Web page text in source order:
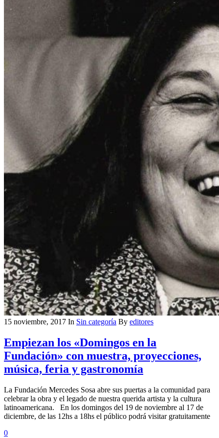
15 noviembre, 2017 In Sin categoría By editores
Empiezan los «Domingos en la
Fundación» con muestra, proyecciones,
música, feria y gastronomía
La Fundación Mercedes Sosa abre sus puertas a la comunidad para
celebrar la obra y el legado de nuestra querida artista y la cultura
latinoamericana. En los domingos del 19 de noviembre al 17 de
diciembre, de las 12hs a 18hs el público podrá visitar gratuitamente
0